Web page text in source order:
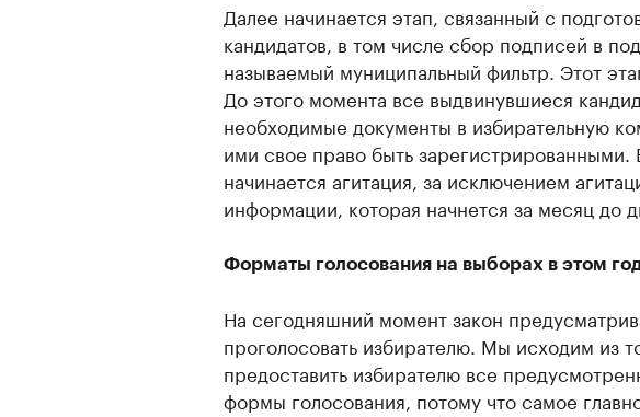
Далее начинается этап, связанный с
кандидатов, в том числе сбор подписей в
называемый муниципальный фильтр. Этот
До этого момента все выдвинувшиеся
необходимые документы в избирательную
ими свое право быть зарегистрированными.
начинается агитация, за исключением
информации, которая начнется за месяц до
Форматы голосования на выборах в этом
На сегодняшний момент закон
проголосовать избирателю. Мы исходим из
предоставить избирателю все
формы голосования, потому что самое